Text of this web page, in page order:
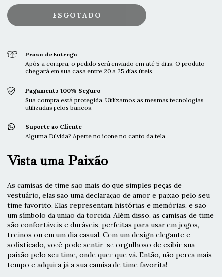
Prazo de Entrega
Após a compra, o pedido será enviado em até 5 dias. O produto
chegará em sua casa entre 20 a 25 dias úteis.
Pagamento 100% Seguro
Sua compra está protegida, Utilizamos as mesmas tecnologias
utilizadas pelos bancos.
Suporte ao Cliente
Alguma Dúvida? Aperte no ícone no canto da tela.
Vista uma Paixão
As camisas de time são mais do que simples peças de
vestuário, elas são uma declaração de amor e paixão pelo seu
time favorito. Elas representam histórias e memórias, e são
um símbolo da união da torcida. Além disso, as camisas de time
são confortáveis e duráveis, perfeitas para usar em jogos,
treinos ou em um dia casual. Com um design elegante e
sofisticado, você pode sentir-se orgulhoso de exibir sua
paixão pelo seu time, onde quer que vá. Então, não perca mais
tempo e adquira já a sua camisa de time favorita!